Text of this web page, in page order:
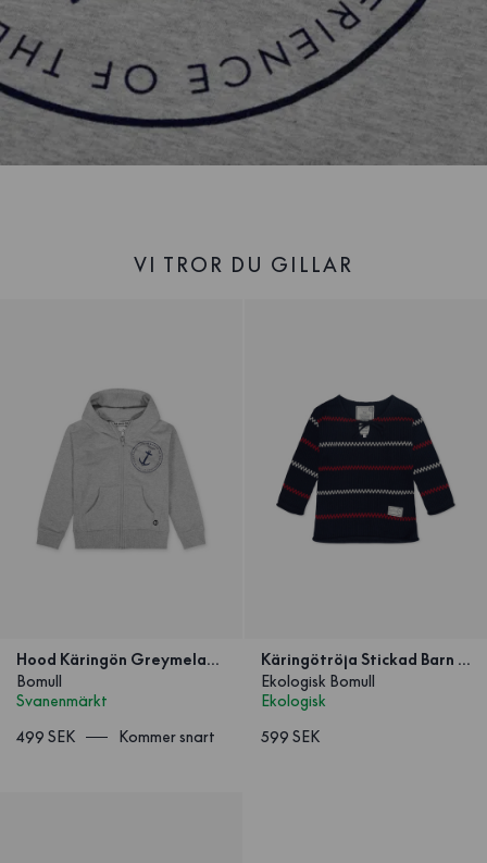
VI TROR DU GILLAR
Hood Käringön Greymelange Barn
Bomull
Svanenmärkt
499 SEK
Kommer snart
Käringötröja Stickad Barn Marinblå
Ekologisk Bomull
Ekologisk
599 SEK